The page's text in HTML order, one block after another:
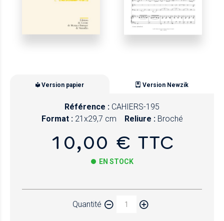
Version papier Version Newzik
Référence : CAHIERS-195
Format : 21x29,7 cm Reliure : Broché
10,00 € TTC
EN STOCK
Quantité